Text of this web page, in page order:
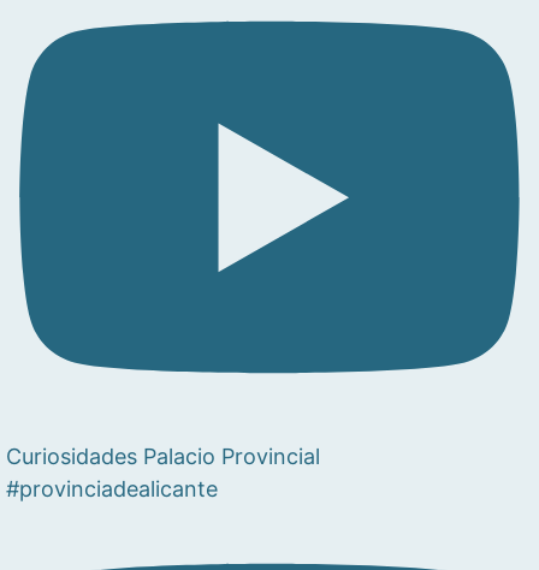
Curiosidades Palacio Provincial
#provinciadealicante